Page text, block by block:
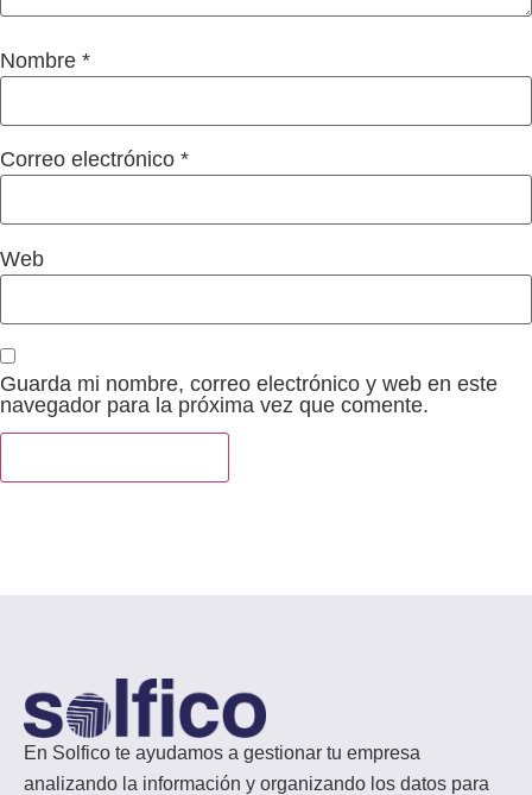
Nombre *
Correo electrónico *
Web
Guarda mi nombre, correo electrónico y web en este
navegador para la próxima vez que comente.
En Solfico te ayudamos a gestionar tu empresa
analizando la información y organizando los datos para